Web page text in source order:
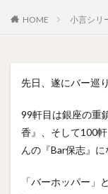
HOME 小言シリ
先日、遂にバー巡
99軒目は銀座の重
香』、そして100
んの『Bar保志』に
「バーホッパー」